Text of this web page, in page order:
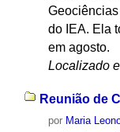
do IEA. Ela
em agosto.
Localizado
Reunião de
por Maria